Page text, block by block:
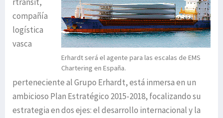
Erhardt será el agente para las escalas de EMS
Chartering en España.
compañía
logística
vasca
perteneciente al Grupo Erhardt, está inmersa en un
ambicioso Plan Estratégico 2015-2018, focalizando su
estrategia en dos ejes: el desarrollo internacional y la